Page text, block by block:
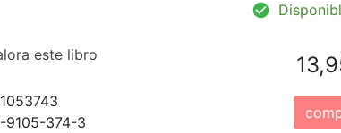
este libro
9105-374-3